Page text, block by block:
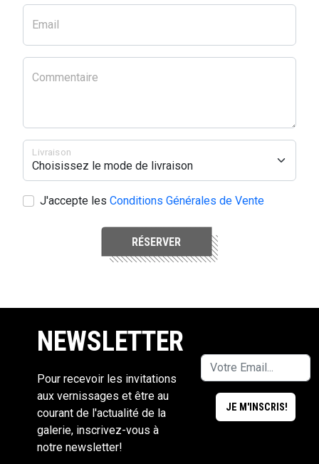
Email
Commentaire
Livraison
J'accepte les Conditions Générales de Vente
RÉSERVER
NEWSLETTER
Pour recevoir les invitations
aux vernissages et être au
courant de l'actualité de la
galerie, inscrivez-vous à
notre newsletter!